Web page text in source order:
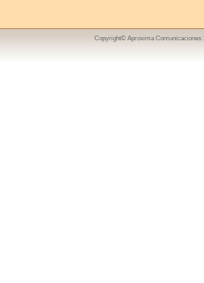
Copyright© Aproxima Comunicaciones